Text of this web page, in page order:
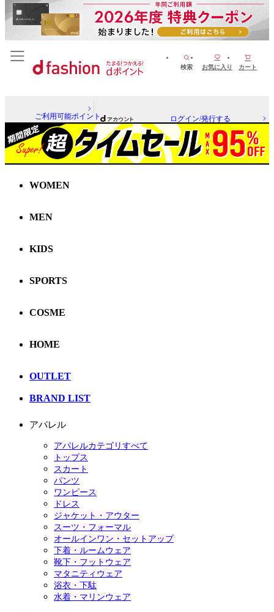
検索 お気に入り カート
ご利用可能ポイント ログイン/発行する
WOMEN
MEN
KIDS
SPORTS
COSME
HOME
OUTLET
BRAND LIST
アパレル
アパレルカテゴリすべて
トップス
スカート
パンツ
ワンピース
ドレス
ジャケット・アウター
スーツ・フォーマル
オールインワン・セットアップ
下着・ルームウェア
靴下・フットウェア
マタニティウェア
浴衣・下駄
水着・マリンウェア